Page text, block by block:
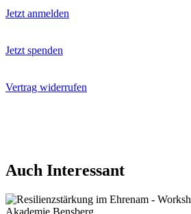
Jetzt anmelden
Jetzt spenden
Vertrag widerrufen
Auch Interessant